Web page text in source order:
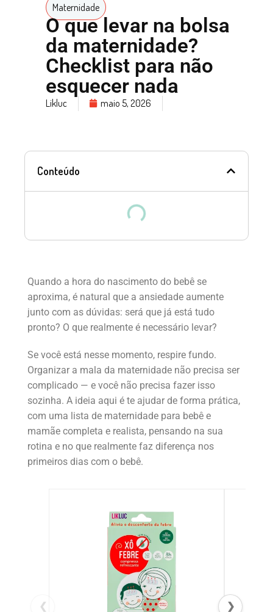
Maternidade
O que levar na bolsa
da maternidade?
Checklist para não
esquecer nada
Likluc maio 5, 2026
Conteúdo
Quando a hora do nascimento do bebê se
aproxima, é natural que a ansiedade aumente
junto com as dúvidas: será que já está tudo
pronto? O que realmente é necessário levar?
Se você está nesse momento, respire fundo.
Organizar a mala da maternidade não precisa ser
complicado — e você não precisa fazer isso
sozinha. A ideia aqui é te ajudar de forma prática,
com uma lista de maternidade para bebê e
mamãe completa e realista, pensando na sua
rotina e no que realmente faz diferença nos
primeiros dias com o bebê.
❮ ❯